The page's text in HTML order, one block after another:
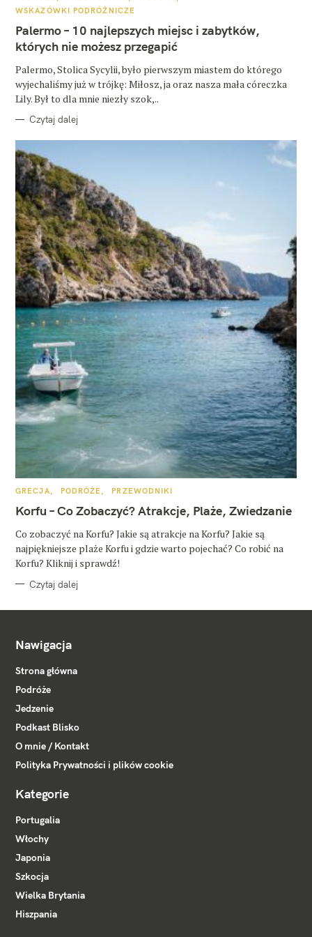
T
G
R
WSKAZÓWKI PODRÓŻNICZE
Palermo – 10 najlepszych miejsc i zabytków,
których nie możesz przegapić
Palermo, Stolica Sycylii, było pierwszym miastem do którego
wyjechaliśmy już w trójkę: Miłosz, ja oraz nasza mała córeczka
Lily. Był to dla mnie niezły szok,..
Czytaj dalej
K
T
E
O
R
I
GRECJA PODRÓŻE PRZEWODNIKI
Korfu – Co Zobaczyć? Atrakcje, Plaże, Zwiedzanie
Co zobaczyć na Korfu? Jakie są atrakcje na Korfu? Jakie są
najpiękniejsze plaże Korfu i gdzie warto pojechać? Co robić na
Korfu? Kliknij i sprawdź!
Czytaj dalej
Nawigacja
Strona główna
Podróże
Jedzenie
Podkast Blisko
O mnie / Kontakt
Polityka Prywatności i plików cookie
Kategorie
Portugalia
Włochy
Japonia
Szkocja
Wielka Brytania
Hiszpania